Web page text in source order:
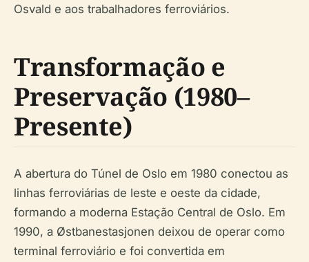
Osvald e aos trabalhadores ferroviários.
Transformação e
Preservação (1980–
Presente)
A abertura do Túnel de Oslo em 1980 conectou as
linhas ferroviárias de leste e oeste da cidade,
formando a moderna Estação Central de Oslo. Em
1990, a Østbanestasjonen deixou de operar como
terminal ferroviário e foi convertida em